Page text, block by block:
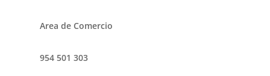
Area de Comercio
954 501 303